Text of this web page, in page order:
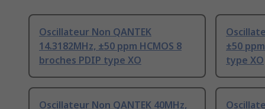
Oscillateur Non QANTEK
14.3182MHz, ±50 ppm HCMOS 8
broches PDIP type XO
±50
type XO
Oscillateur Non QANTEK 40MHz,